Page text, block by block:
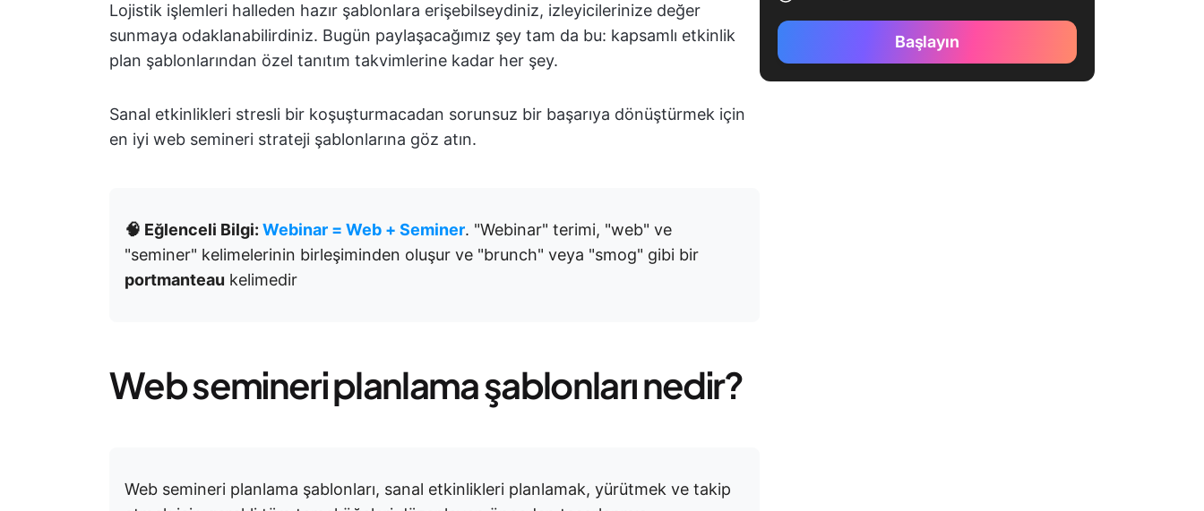
Lojistik işlemleri halleden hazır şablonlara erişebilseydiniz, izleyicilerinize değer
sunmaya odaklanabilirdiniz. Bugün paylaşacağımız şey tam da bu: kapsamlı etkinlik
plan şablonlarından özel tanıtım takvimlerine kadar her şey.
Sanal etkinlikleri stresli bir koşuşturmacadan sorunsuz bir başarıya dönüştürmek için
en iyi web semineri strateji şablonlarına göz atın.
🧠 Eğlenceli Bilgi: Webinar = Web + Seminer. "Webinar" terimi, "web" ve
"seminer" kelimelerinin birleşiminden oluşur ve "brunch" veya "smog" gibi bir
portmanteau kelimedir
Web semineri planlama şablonları nedir?
Web semineri planlama şablonları, sanal etkinlikleri planlamak, yürütmek ve takip
Başlayın